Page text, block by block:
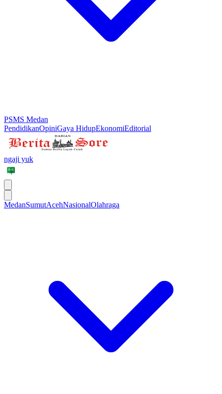
PSMS Medan
PendidikanOpiniGaya HidupEkonomiEditorial
ngaji yuk
MedanSumutAcehNasionalOlahraga